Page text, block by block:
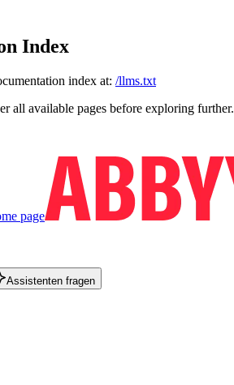
Index
index at: /llms.txt
all available pages before exploring further.
page
Assistenten fragen